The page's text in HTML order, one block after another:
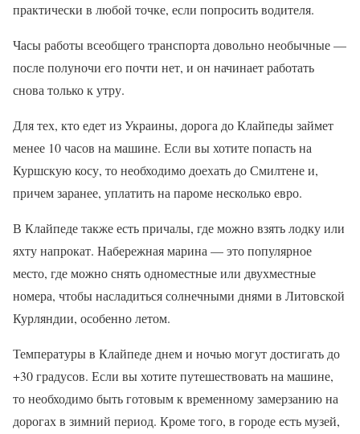
практически в любой точке, если попросить водителя.
Часы работы всеобщего транспорта довольно необычные —
после полуночи его почти нет, и он начинает работать
снова только к утру.
Для тех, кто едет из Украины, дорога до Клайпеды займет
менее 10 часов на машине. Если вы хотите попасть на
Куршскую косу, то необходимо доехать до Смилтене и,
причем заранее, уплатить на пароме несколько евро.
В Клайпеде также есть причалы, где можно взять лодку или
яхту напрокат. Набережная марина — это популярное
место, где можно снять одноместные или двухместные
номера, чтобы насладиться солнечными днями в Литовской
Курляндии, особенно летом.
Температуры в Клайпеде днем и ночью могут достигать до
+30 градусов. Если вы хотите путешествовать на машине,
то необходимо быть готовым к временному замерзанию на
дорогах в зимний период. Кроме того, в городе есть музей,